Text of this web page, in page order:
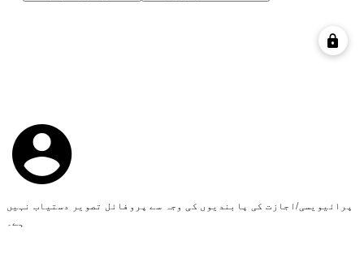
پرائیویسی/اجازت کی پابندیوں کی وجہ سے پروفائل تصویر دستیاب نہیں
ہے۔